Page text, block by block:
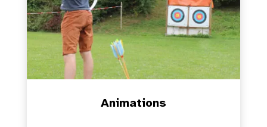
Animations